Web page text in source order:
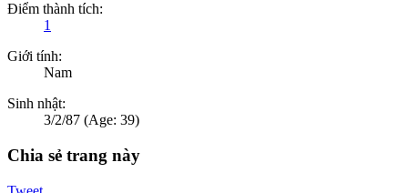
Điểm thành tích:
1
Giới tính:
Nam
Sinh nhật:
3/2/87 (Age: 39)
Chia sẻ trang này